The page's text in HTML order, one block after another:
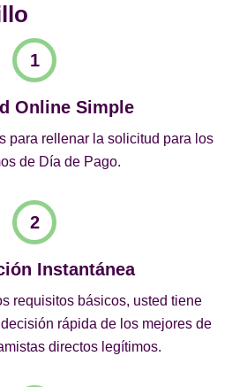
Online Simple
para rellenar la solicitud para los
de Día de Pago.
Instantánea
requisitos básicos, usted tiene
rápida de los mejores de
directos legítimos.